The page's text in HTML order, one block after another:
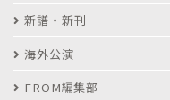
新譜・新刊
海外公演
FROM編集部